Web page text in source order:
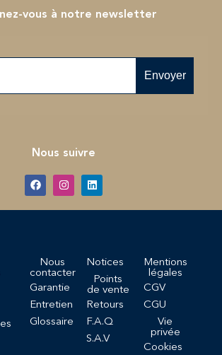
vous à notre newsletter
Envoyer
Nous suivre
Nous
contacter
Garantie
Entretien
Glossaire
Notices
Points
de vente
Retours
F.A.Q
S.A.V
Mentions
légales
CGV
CGU
Vie
privée
Cookies